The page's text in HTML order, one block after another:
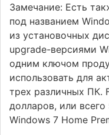
Замечание: Есть
под названием
из установочных
upgrade-версиями
одним ключом
использовать для
трех различных ПК.
долларов, или
Windows 7 Home